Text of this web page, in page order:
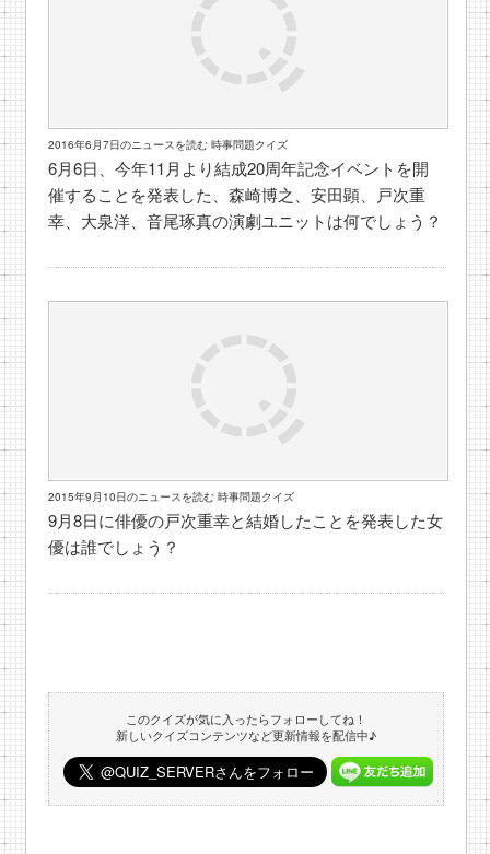
2016年6月7日のニュースを読む 時事問題クイズ
6月6日、今年11月より結成20周年記念イベントを開
催することを発表した、森崎博之、安田顕、戸次重
幸、大泉洋、音尾琢真の演劇ユニットは何でしょう？
2015年9月10日のニュースを読む 時事問題クイズ
9月8日に俳優の戸次重幸と結婚したことを発表した女
優は誰でしょう？
このクイズが気に入ったらフォローしてね！
新しいクイズコンテンツなど更新情報を配信中♪